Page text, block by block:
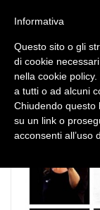
Informativa
Questo sito o gli
di cookie
nella cookie
a tutti o ad alcuni
Chiudendo questo
su un link o
acconsenti all’uso